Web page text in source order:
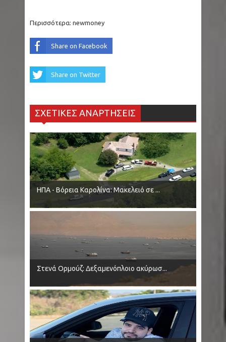
μέσα στον ήλιο
στην περιοχή του Ζούμπιν Πότοκ
έχουν επιστρέψει στο Μαρόκο, δηλώνει η
Ισπανία
Δυτική Αττική: Σε επιφυλακή για
αναζωπυρώσεις οι πυροσβεστικές δυνάμεις –
εικόνα βιβλικής καταστροφής στα καμένα
στη Σελήνη - Τι θα ακολουθήσει
ΗΠΑ - Καλιφόρνια: Συνέλαβαν ένοπλο σε
γήπεδο γκολφ πριν το επισκεφτεί ο Τραμπ
Σαμοθράκη: Νεαρός έπεσε σε γεώτρηση στα
ιαματικά λουτρά -Νοσηλεύεται με σοβαρά
Περισσότερα: newmoney
Share on Facebook
Share on Twitter
ΣΧΕΤΙΚΕΣ ΑΝΑΡΤΗΣΕΙΣ
ΗΠΑ - Βόρεια Καρολίνα: Μακελειό σε ...
Στενά Ορμούζ: Δεξαμενόπλοιο ακύρωσ...